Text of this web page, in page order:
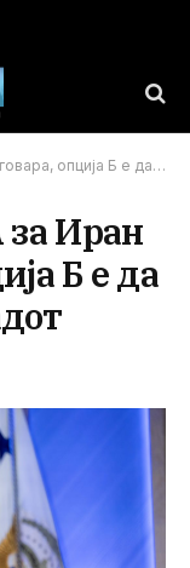
е да се рестартира нападот
Иран
Б е да